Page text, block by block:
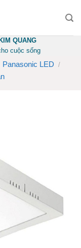
QUANG
cuộc sống
Panasonic LED /